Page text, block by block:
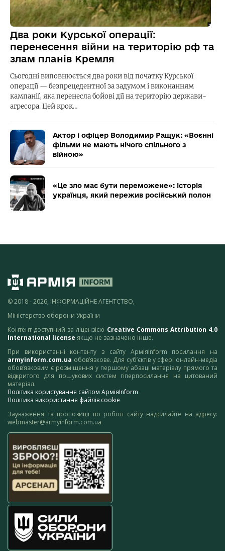
Два роки Курської операції:
перенесення війни на територію рф та
злам планів Кремля
Сьогодні виповнюється два роки від початку Курської
операції — безпрецедентної за задумом і виконанням
кампанії, яка перенесла бойові дії на територію держави-
агресора. Цей крок…
Актор і офіцер Володимир Ращук: «Воєнні
фільми не мають нічого спільного з
війною»
«Це зло має бути переможене»: історія
українця, який пережив російський полон
© 2018 - 2026, ІНФОРМАЦІЙНЕ АГЕНТСТВО,
Міністерство оборони України
Контент доступний за ліцензією Creative Commons Attribution 4.0
International license якщо не зазначено інше.
При використанні контенту з сайту АрміяInform посилання на
armyinform.com.ua обов’язкове. Для суб’єктів у сфері онлайн-медіа
обов’язковим є розміщення у першому абзаці матеріалу прямого та
відкритого для пошукових систем гіперпосилання на цитований
матеріал.
Політика користування сайтом АрміяInform
Політика використання файлів cookie
Зауваження та пропозиції по роботі сайту надсилайте на адресу:
webmaster@armyinform.com.ua